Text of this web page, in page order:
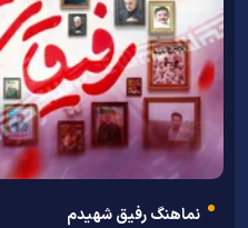
نماهنگ رفیق شهیدم